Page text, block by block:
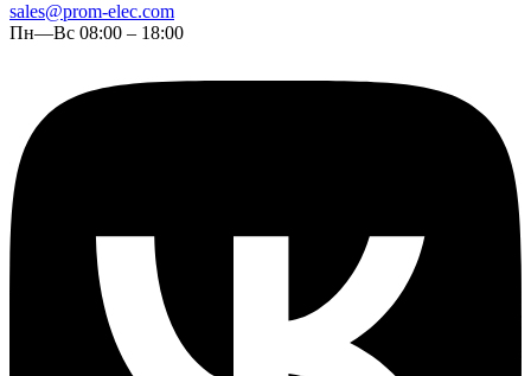
sales@prom-elec.com
Пн—Вс 08:00 – 18:00